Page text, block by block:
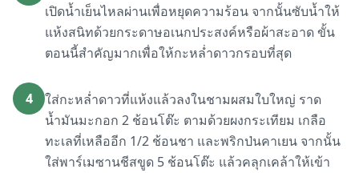
เปิดน้ำเย็นไหลผ่านเพื่อหยุดความร้อน จากนั้นซับน้ำให้
แห้งสนิทด้วยกระดาษอเนกประสงค์หรือผ้าสะอาด ขั้น
ตอนนี้สำคัญมากเพื่อให้กะหล่ำดาวกรอบที่สุด
4
ใส่กะหล่ำดาวที่แห้งแล้วลงในชามผสมใบใหญ่ ราด
น้ำมันมะกอก 2 ช้อนโต๊ะ ตามด้วยผงกระเทียม เกลือ
ทะเลที่เหลืออีก 1/2 ช้อนชา และพริกป่นคาเยน จากนั้น
ใส่พาร์เมซานชีสขูด 5 ช้อนโต๊ะ แล้วคลุกเคล้าให้เข้า